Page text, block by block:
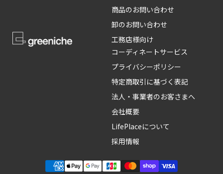
商品のお問い合わせ
卸のお問い合わせ
工務店様向け
コーディネートサービス
プライバシーポリシー
特定商取引に基づく表記
法人・事業者のお客さまへ
会社概要
LifePlaceについて
採用情報